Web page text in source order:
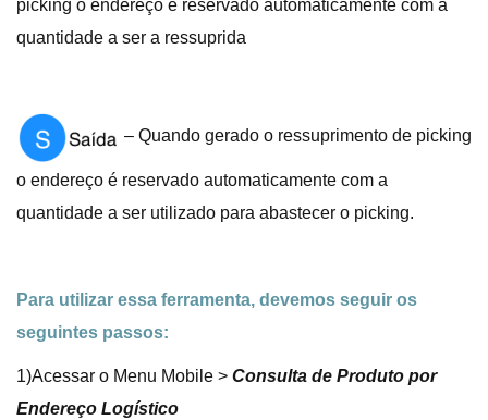
picking o endereço é reservado automaticamente com a
quantidade a ser a ressuprida
– Quando gerado o ressuprimento de picking
o endereço é reservado automaticamente com a
quantidade a ser utilizado para abastecer o picking.
Para utilizar essa ferramenta, devemos seguir os
seguintes passos:
1)Acessar o Menu Mobile > Consulta de Produto por
Endereço Logístico